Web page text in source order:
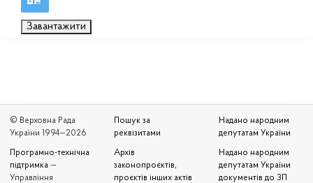
Завантажити
© Верховна Рада
України 1994—2026
Програмно-технічна
підтримка —
Управління
Пошук за
реквізитами
Архів
законопроєктів,
проєктів інших актів
Надано народним
депутатам України
Надано народним
депутатам України
документів до ЗП